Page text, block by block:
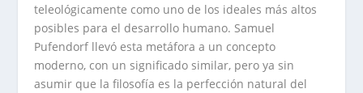
teleológicamente como uno de los ideales más altos
posibles para el desarrollo humano. Samuel
Pufendorf llevó esta metáfora a un concepto
moderno, con un significado similar, pero ya sin
asumir que la filosofía es la perfección natural del